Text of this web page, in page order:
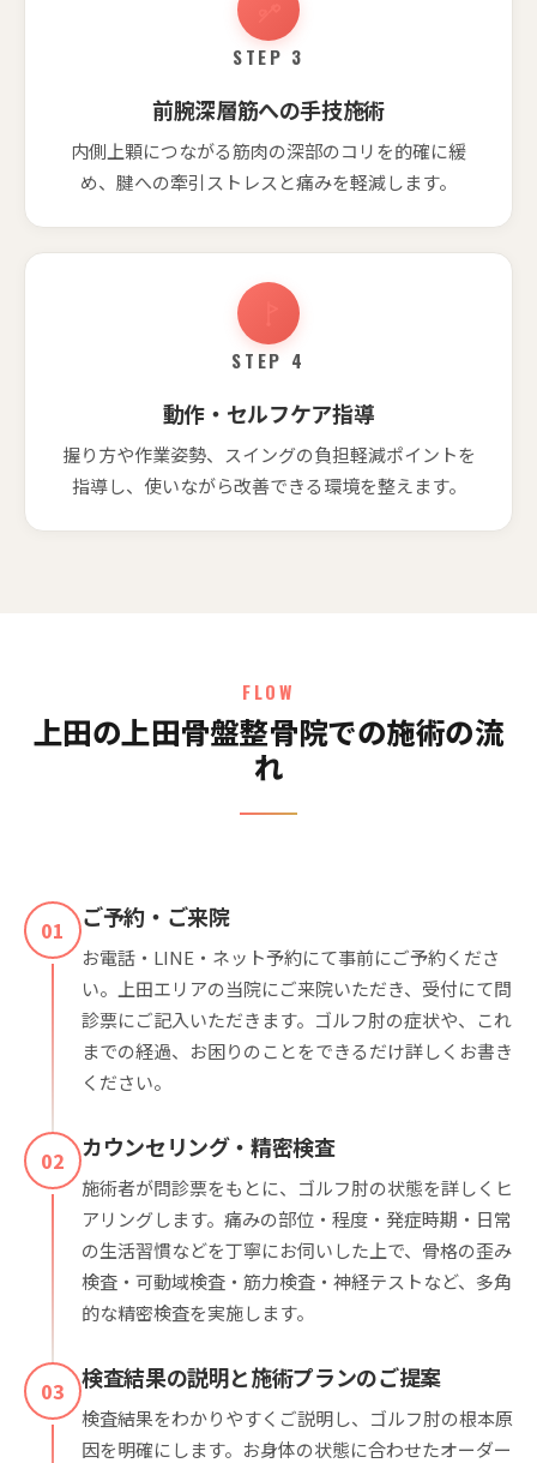
STEP 3
前腕深層筋への手技施術
内側上顆につながる筋肉の深部のコリを的確に緩
め、腱への牽引ストレスと痛みを軽減します。
STEP 4
動作・セルフケア指導
握り方や作業姿勢、スイングの負担軽減ポイントを
指導し、使いながら改善できる環境を整えます。
FLOW
上田の上田骨盤整骨院での施術の流
れ
01 ご予約・ご来院
お電話・LINE・ネット予約にて事前にご予約くださ
い。上田エリアの当院にご来院いただき、受付にて問
診票にご記入いただきます。ゴルフ肘の症状や、これ
までの経過、お困りのことをできるだけ詳しくお書き
ください。
02 カウンセリング・精密検査
施術者が問診票をもとに、ゴルフ肘の状態を詳しくヒ
アリングします。痛みの部位・程度・発症時期・日常
の生活習慣などを丁寧にお伺いした上で、骨格の歪み
検査・可動域検査・筋力検査・神経テストなど、多角
的な精密検査を実施します。
03 検査結果の説明と施術プランのご提案
検査結果をわかりやすくご説明し、ゴルフ肘の根本原
因を明確にします。お身体の状態に合わせたオーダー